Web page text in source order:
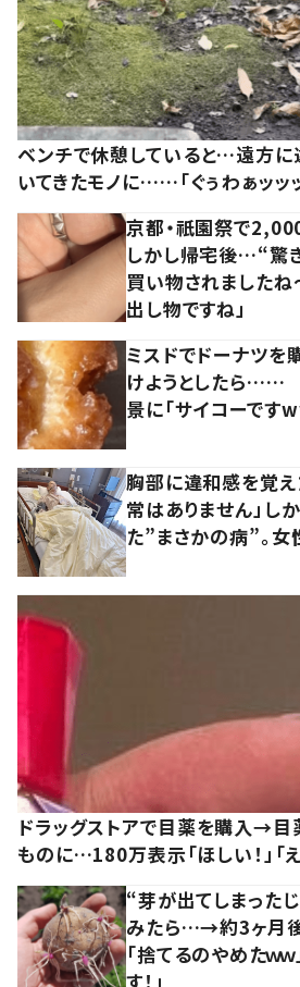
ベンチで休憩していると…遠方に
いてきたモノに……「ぐぅわぁッッ
京都・祇園祭で
しかし帰宅後…“驚
買い物されましたね
出し物ですね」
ミスドでドーナツを
けようとしたら……
景に「サイコーです
胸部に違和感を覚
常はありません」し
た”まさかの病”。
ドラッグストアで目薬を購入→目
ものに…180万表示「ほしい！」「え
“芽が出てしまった
みたら…→約3ヶ月
「捨てるのやめたｗ
す！」